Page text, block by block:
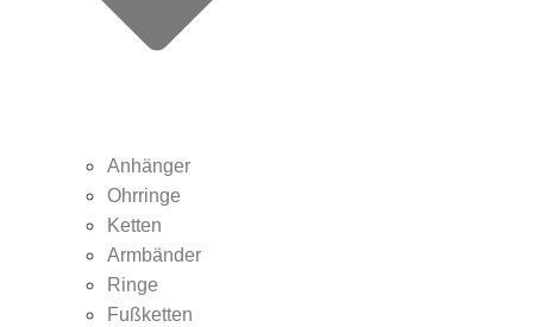
Anhänger
Ohrringe
Ketten
Armbänder
Ringe
Fußketten